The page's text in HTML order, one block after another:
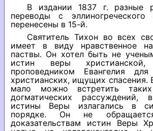
В издании 1837 г. разные
переводы с
перенесены в 15-й.
Святитель Тихон во всех
имеет в виду нравственное
паствы. Он хотел быть не
истин веры
проповедником Евангелия
христианских, ищущих спасения.
мало можно встретить таких
догматических
истины Веры излагались в
порядке. Он не
доказательствам истин Веры